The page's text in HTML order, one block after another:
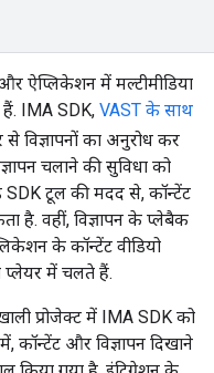
ऐप्लिकेशन में मल्टीमीडिया
हैं. IMA SDK, VAST के साथ
से विज्ञापनों का अनुरोध कर
चलाने की सुविधा को
टूल की मदद से, कॉन्टेंट
है. वहीं, विज्ञापन के प्लेबैक
के कॉन्टेंट वीडियो
प्लेयर में चलते हैं.
प्रोजेक्ट में IMA SDK को
कॉन्टेंट और विज्ञापन दिखाने